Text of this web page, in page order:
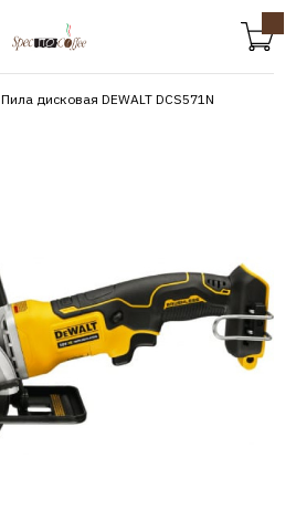
Пила дисковая DEWALT DCS571N